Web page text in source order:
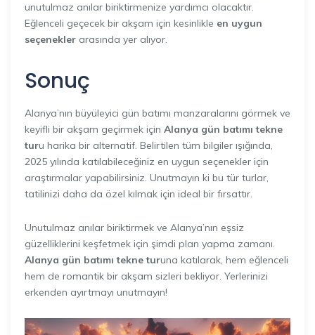
unutulmaz anılar biriktirmenize yardımcı olacaktır.
Eğlenceli geçecek bir akşam için kesinlikle en uygun
seçenekler arasında yer alıyor.
Sonuç
Alanya’nın büyüleyici gün batımı manzaralarını görmek ve
keyifli bir akşam geçirmek için Alanya gün batımı tekne
turu harika bir alternatif. Belirtilen tüm bilgiler ışığında,
2025 yılında katılabileceğiniz en uygun seçenekler için
araştırmalar yapabilirsiniz. Unutmayın ki bu tür turlar,
tatilinizi daha da özel kılmak için ideal bir fırsattır.
Unutulmaz anılar biriktirmek ve Alanya’nın eşsiz
güzelliklerini keşfetmek için şimdi plan yapma zamanı.
Alanya gün batımı tekne turuna katılarak, hem eğlenceli
hem de romantik bir akşam sizleri bekliyor. Yerlerinizi
erkenden ayırtmayı unutmayın!